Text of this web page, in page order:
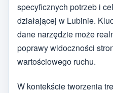
specyficznych potrzeb i
działającej w Lubinie.
dane narzędzie może
poprawy widoczności
wartościowego ruchu.
W kontekście tworzenia